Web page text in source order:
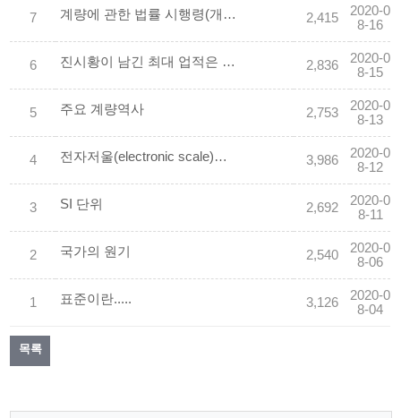
7 계량에 관한 법률 시행령(개정) 입니다. 2,415
2020-0
8-16
6 진시황이 남긴 최대 업적은 도량형제도 2,836
2020-0
8-15
5 주요 계량역사 2,753
2020-0
8-13
4 전자저울(electronic scale)의 사전적 의미 3,986
2020-0
8-12
3 SI 단위 2,692
2020-0
8-11
2 국가의 원기 2,540
2020-0
8-06
1 표준이란..... 3,126
2020-0
8-04
목록